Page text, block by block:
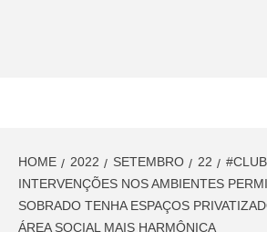
HOME 2022 SETEMBRO 22
INTERVENÇÕES NOS AMBIENTES
SOBRADO TENHA ESPAÇOS
ÁREA SOCIAL MAIS HARMÔNICA